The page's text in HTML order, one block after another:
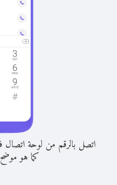
اتصل بالرقم من لوحة اتصال
كما هو